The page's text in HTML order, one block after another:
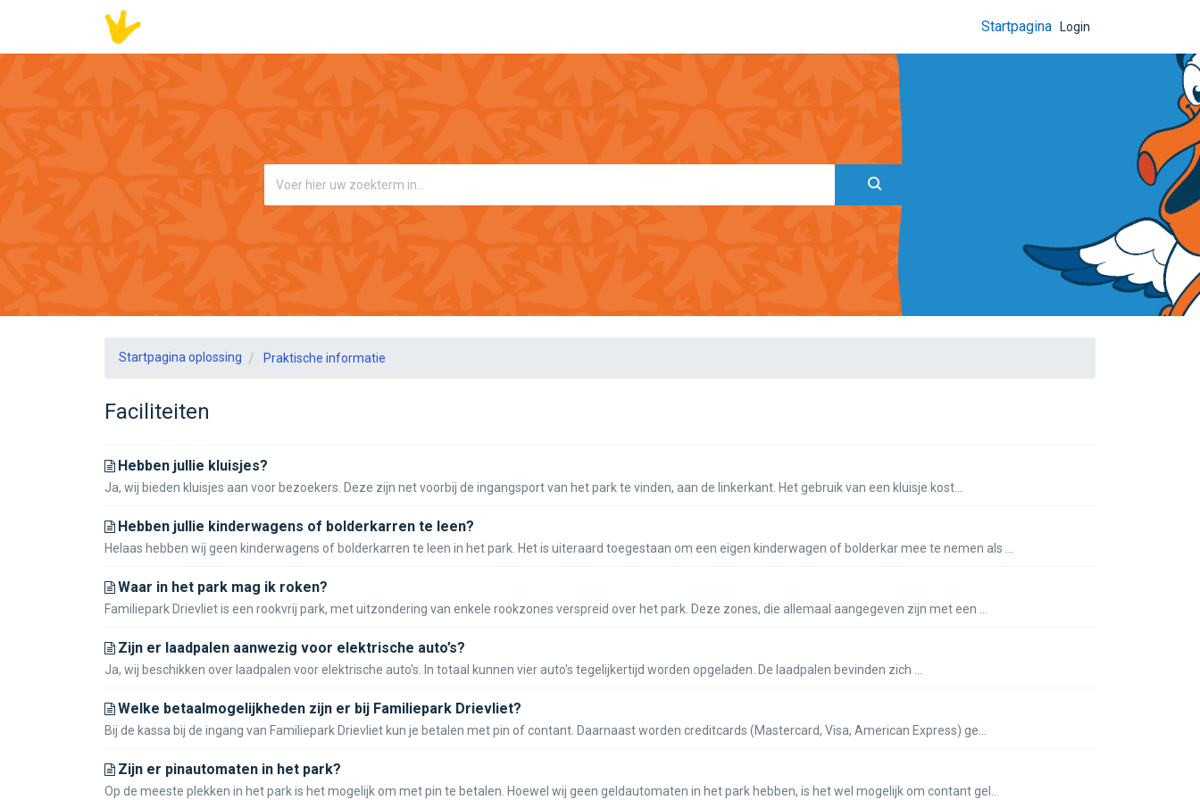
Login
Startpagina
Startpagina oplossing Praktische informatie
Faciliteiten
Hebben jullie kluisjes?
Ja, wij bieden kluisjes aan voor bezoekers. Deze zijn net voorbij de ingangsport van het park te vinden, aan de linkerkant. Het gebruik van een kluisje kost...
Hebben jullie kinderwagens of bolderkarren te leen?
Helaas hebben wij geen kinderwagens of bolderkarren te leen in het park. Het is uiteraard toegestaan om een eigen kinderwagen of bolderkar mee te nemen als ...
Waar in het park mag ik roken?
Familiepark Drievliet is een rookvrij park, met uitzondering van enkele rookzones verspreid over het park. Deze zones, die allemaal aangegeven zijn met een ...
Zijn er laadpalen aanwezig voor elektrische auto’s?
Ja, wij beschikken over laadpalen voor elektrische auto's. In totaal kunnen vier auto's tegelijkertijd worden opgeladen. De laadpalen bevinden zich ...
Welke betaalmogelijkheden zijn er bij Familiepark Drievliet?
Bij de kassa bij de ingang van Familiepark Drievliet kun je betalen met pin of contant. Daarnaast worden creditcards (Mastercard, Visa, American Express) ge...
Zijn er pinautomaten in het park?
Op de meeste plekken in het park is het mogelijk om met pin te betalen. Hoewel wij geen geldautomaten in het park hebben, is het wel mogelijk om contant gel...